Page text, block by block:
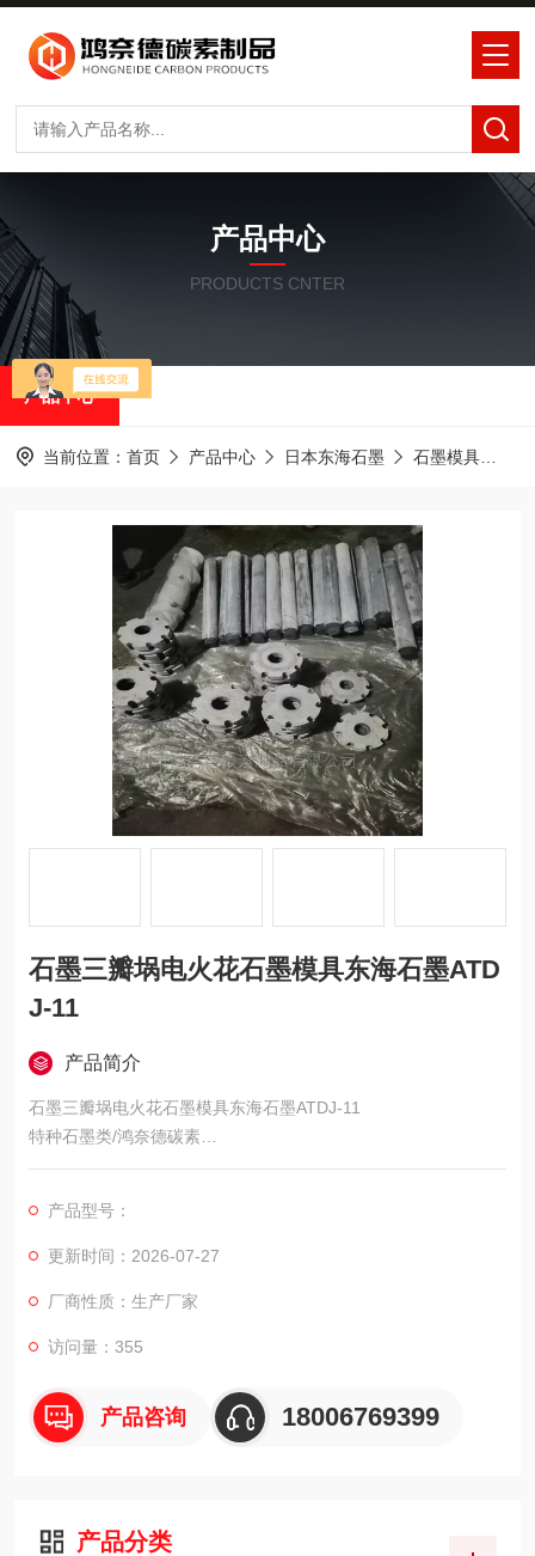
产品中心
PRODUCTS CNTER
产品中心
当前位置： 首页 产品中心 日本东海石墨 石墨模具
石墨三瓣埚电火花石墨模具东海石墨ATD
J-11
产品简介
石墨三瓣埚电火花石墨模具东海石墨ATDJ-11
特种石墨类/鸿奈德碳素
主要以优质石油焦为原料，煤沥青或合成树脂为粘结剂，经原料
次侵渍、纯化及石墨化、机加工而制成。一般用于航天、电子、
核工业部门。
产品型号：
更新时间：2026-07-27
厂商性质：生产厂家
访问量：355
产品咨询 18006769399
产品分类